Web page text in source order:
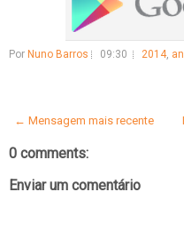
Por Nuno Barros 09:30 2014,
← Mensagem mais recente
0 comments:
Enviar um comentário